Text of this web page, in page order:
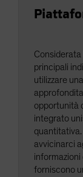
principali
utilizzare
opportunità
integrato
avvicinarci
forniscono